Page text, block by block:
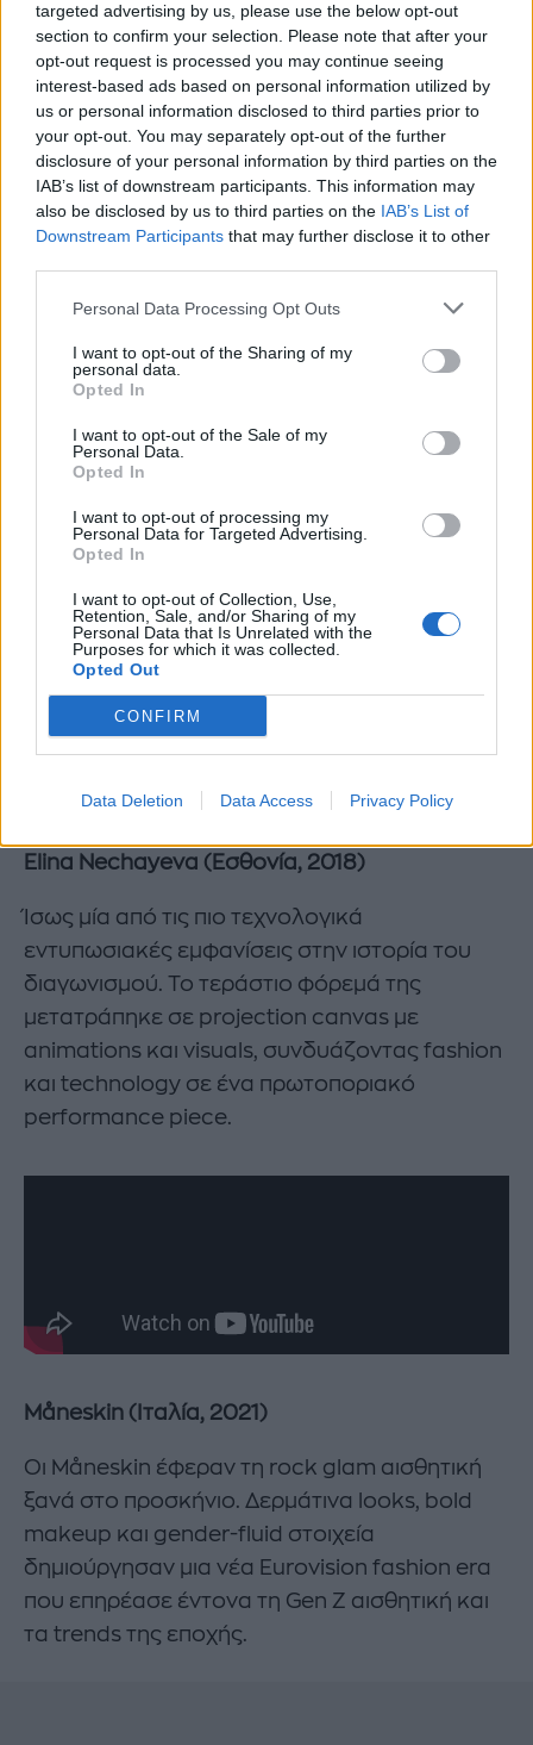
targeted advertising by us, please use the below opt-out
section to confirm your selection. Please note that after your
opt-out request is processed you may continue seeing
interest-based ads based on personal information utilized by
us or personal information disclosed to third parties prior to
your opt-out. You may separately opt-out of the further
disclosure of your personal information by third parties on the
IAB’s list of downstream participants. This information may
also be disclosed by us to third parties on the IAB’s List of
Downstream Participants that may further disclose it to other
Personal Data Processing Opt Outs
I want to opt-out of the Sharing of my
personal data.
Opted In
I want to opt-out of the Sale of my
Personal Data.
Opted In
I want to opt-out of processing my
Personal Data for Targeted Advertising.
Opted In
I want to opt-out of Collection, Use,
Retention, Sale, and/or Sharing of my
Personal Data that Is Unrelated with the
Purposes for which it was collected.
Opted Out
CONFIRM
Data Deletion Data Access Privacy Policy
έγιναν pop culture icons και συνεχίζουν να
εμπνέουν designers μέχρι και σήμερα.
Verka Serduchka (Ουκρανία, 2007)
Ασημί, υπερβολική και απόλυτα camp. Η Verka
Serduchka απέδειξε πως η Eurovision αγαπά
τη μόδα που δεν παίρνει τον εαυτό της
χαρακτηριστικό αστέρι στο κεφάλι έγιναν
instantly legendary.
Elina Nechayeva (Εσθονία, 2018)
Ίσως μία από τις πιο τεχνολογικά
εντυπωσιακές εμφανίσεις στην ιστορία του
διαγωνισμού. Το τεράστιο φόρεμά της
μετατράπηκε σε projection canvas με
animations και visuals, συνδυάζοντας fashion
και technology σε ένα πρωτοποριακό
performance piece.
Måneskin (Ιταλία, 2021)
Οι Måneskin έφεραν τη rock glam αισθητική
ξανά στο προσκήνιο. Δερμάτινα looks, bold
makeup και gender-fluid στοιχεία
δημιούργησαν μια νέα Eurovision fashion era
που επηρέασε έντονα τη Gen Z αισθητική και
τα trends της εποχής.